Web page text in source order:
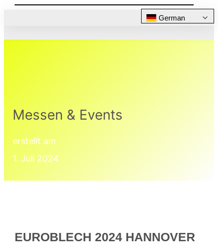
German
Messen & Events
erstellt am
1. Juli 2024
EUROBLECH 2024 HANNOVER